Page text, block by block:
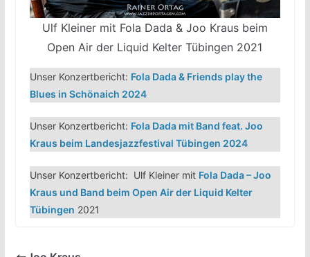
Ulf Kleiner mit Fola Dada & Joo Kraus beim
Open Air der Liquid Kelter Tübingen 2021
Unser Konzertbericht: Fola Dada & Friends play the
Blues in Schönaich 2024
Unser Konzertbericht: Fola Dada mit Band feat. Joo
Kraus beim Landesjazzfestival Tübingen 2024
Unser Konzertbericht: Ulf Kleiner mit Fola Dada – Joo
Kraus und Band beim Open Air der Liquid Kelter
Tübingen 2021